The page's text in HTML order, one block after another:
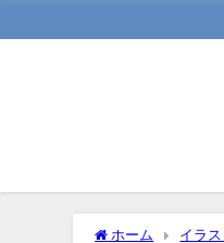
ホーム イラ